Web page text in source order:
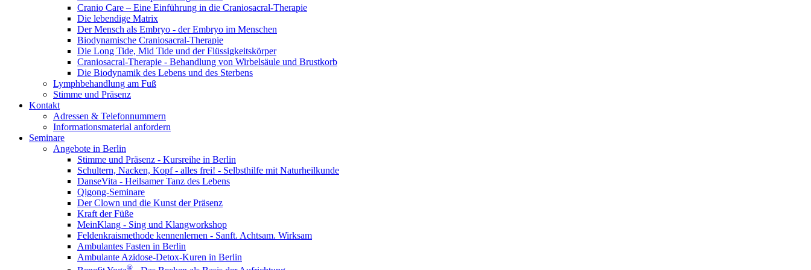
Cranio Care – Eine Einführung in die Craniosacral-Therapie
Die lebendige Matrix
Der Mensch als Embryo - der Embryo im Menschen
Biodynamische Craniosacral-Therapie
Die Long Tide, Mid Tide und der Flüssigkeitskörper
Craniosacral-Therapie - Behandlung von Wirbelsäule und Brustkorb
Die Biodynamik des Lebens und des Sterbens
Lymphbehandlung am Fuß
Stimme und Präsenz
Kontakt
Adressen & Telefonnummern
Informationsmaterial anfordern
Seminare
Angebote in Berlin
Stimme und Präsenz - Kursreihe in Berlin
Schultern, Nacken, Kopf - alles frei! - Selbsthilfe mit Naturheilkunde
DanseVita - Heilsamer Tanz des Lebens
Qigong-Seminare
Der Clown und die Kunst der Präsenz
Kraft der Füße
MeinKlang - Sing und Klangworkshop
Feldenkraismethode kennenlernen - Sanft. Achtsam. Wirksam
Ambulantes Fasten in Berlin
Ambulante Azidose-Detox-Kuren in Berlin
®